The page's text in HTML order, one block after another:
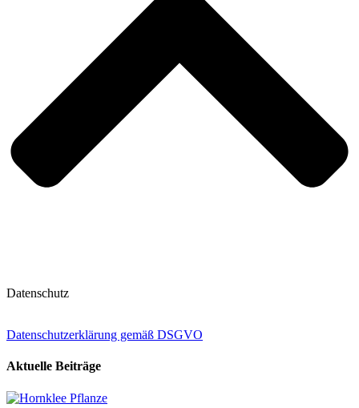
Datenschutz
Datenschutzerklärung gemäß DSGVO
Aktuelle Beiträge